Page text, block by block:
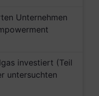
Unternehmen
investiert (Teil
untersuchten